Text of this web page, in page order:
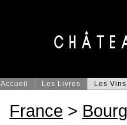
Accueil Les Livres Les Vins
France >